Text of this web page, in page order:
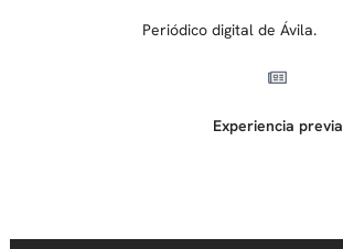
Periódico digital de Ávila.
Experiencia previa